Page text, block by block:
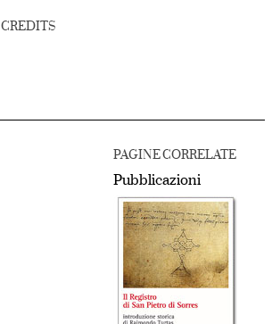
CREDITS
PAGINE CORRELATE
Pubblicazioni